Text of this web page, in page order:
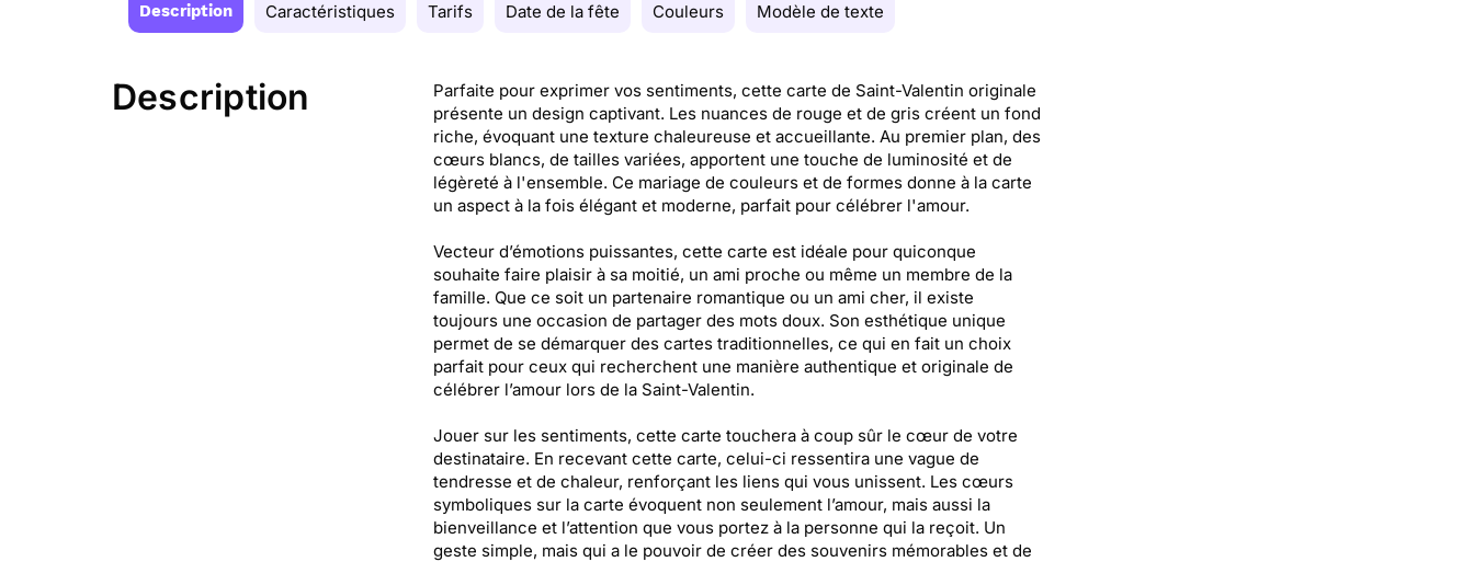
Description Caractéristiques Tarifs Date de la fête Couleurs Modèle de texte
Description
Parfaite pour exprimer vos sentiments, cette carte de Saint-Valentin originale
présente un design captivant. Les nuances de rouge et de gris créent un fond
riche, évoquant une texture chaleureuse et accueillante. Au premier plan, des
cœurs blancs, de tailles variées, apportent une touche de luminosité et de
légèreté à l'ensemble. Ce mariage de couleurs et de formes donne à la carte
un aspect à la fois élégant et moderne, parfait pour célébrer l'amour.
Vecteur d’émotions puissantes, cette carte est idéale pour quiconque
souhaite faire plaisir à sa moitié, un ami proche ou même un membre de la
famille. Que ce soit un partenaire romantique ou un ami cher, il existe
toujours une occasion de partager des mots doux. Son esthétique unique
permet de se démarquer des cartes traditionnelles, ce qui en fait un choix
parfait pour ceux qui recherchent une manière authentique et originale de
célébrer l’amour lors de la Saint-Valentin.
Jouer sur les sentiments, cette carte touchera à coup sûr le cœur de votre
destinataire. En recevant cette carte, celui-ci ressentira une vague de
tendresse et de chaleur, renforçant les liens qui vous unissent. Les cœurs
symboliques sur la carte évoquent non seulement l’amour, mais aussi la
bienveillance et l’attention que vous portez à la personne qui la reçoit. Un
geste simple, mais qui a le pouvoir de créer des souvenirs mémorables et de